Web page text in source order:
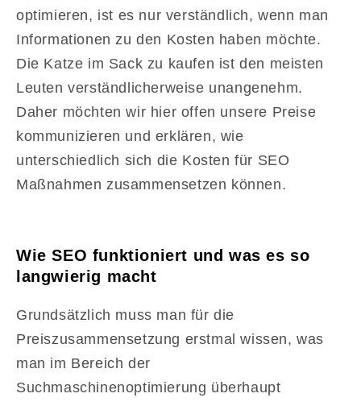
optimieren, ist es nur verständlich, wenn man
Informationen zu den Kosten haben möchte.
Die Katze im Sack zu kaufen ist den meisten
Leuten verständlicherweise unangenehm.
Daher möchten wir hier offen unsere Preise
kommunizieren und erklären, wie
unterschiedlich sich die Kosten für SEO
Maßnahmen zusammensetzen können.
Wie SEO funktioniert und was es so
langwierig macht
Grundsätzlich muss man für die
Preiszusammensetzung erstmal wissen, was
man im Bereich der
Suchmaschinenoptimierung überhaupt